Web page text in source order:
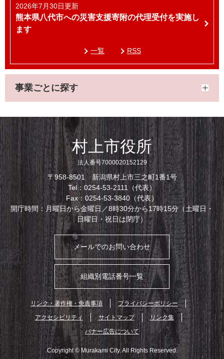
2026年7月30日更新
熊本県八代市への災害支援寄附の代理受付を実施し
ます
一覧 RSS
事業ごとに探す
村上市役所
法人番号7000020152129
〒958-8501 新潟県村上市三之町1番1号
Tel：0254-53-2111（代表）
Fax：0254-53-3840（代表）
開庁時間：月曜日から金曜日／8時30分から17時15分（土曜日・
日曜日・祝日は閉庁）
メールでのお問い合わせ
組織別電話番号一覧
リンク・著作権・免責事項
プライバシーポリシー
アクセシビリティ
サイトマップ
リンク集
バナー広告について
Copyright © Murakami City. All Rights Reserved.